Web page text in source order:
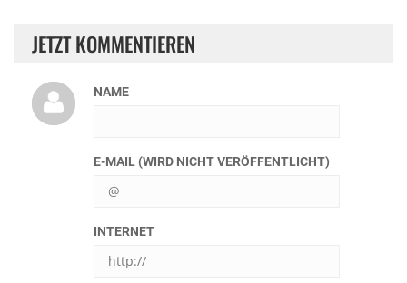
JETZT KOMMENTIEREN
NAME
E-MAIL (WIRD NICHT VERÖFFENTLICHT)
INTERNET